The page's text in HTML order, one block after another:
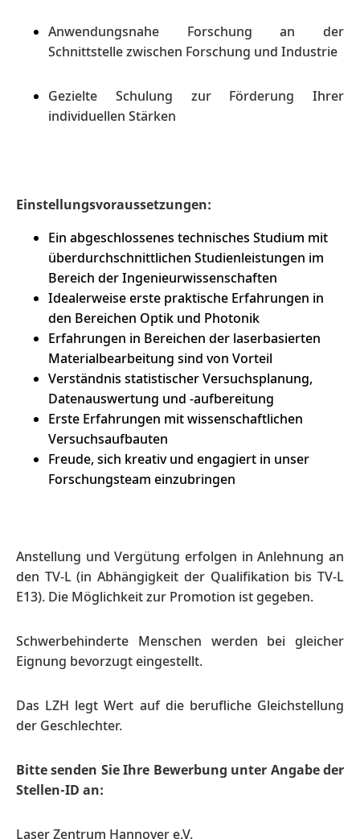
Anwendungsnahe Forschung an der
Schnittstelle zwischen Forschung und Industrie
Gezielte Schulung zur Förderung Ihrer
individuellen Stärken
Einstellungsvoraussetzungen:
Ein abgeschlossenes technisches Studium mit
überdurchschnittlichen Studienleistungen im
Bereich der Ingenieurwissenschaften
Idealerweise erste praktische Erfahrungen in
den Bereichen Optik und Photonik
Erfahrungen in Bereichen der laserbasierten
Materialbearbeitung sind von Vorteil
Verständnis statistischer Versuchsplanung,
Datenauswertung und -aufbereitung
Erste Erfahrungen mit wissenschaftlichen
Versuchsaufbauten
Freude, sich kreativ und engagiert in unser
Forschungsteam einzubringen
Anstellung und Vergütung erfolgen in Anlehnung an
den TV-L (in Abhängigkeit der Qualifikation bis TV-L
E13). Die Möglichkeit zur Promotion ist gegeben.
Schwerbehinderte Menschen werden bei gleicher
Eignung bevorzugt eingestellt.
Das LZH legt Wert auf die berufliche Gleichstellung
der Geschlechter.
Bitte senden Sie Ihre Bewerbung unter Angabe der
Stellen-ID an:
Laser Zentrum Hannover e.V.